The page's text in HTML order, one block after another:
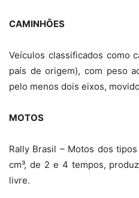
CAMINHÕES
Veículos classificados como
país de origem), com peso
pelo menos dois eixos,
MOTOS
Rally Brasil – Motos dos
cm³, de 2 e 4 tempos,
livre.